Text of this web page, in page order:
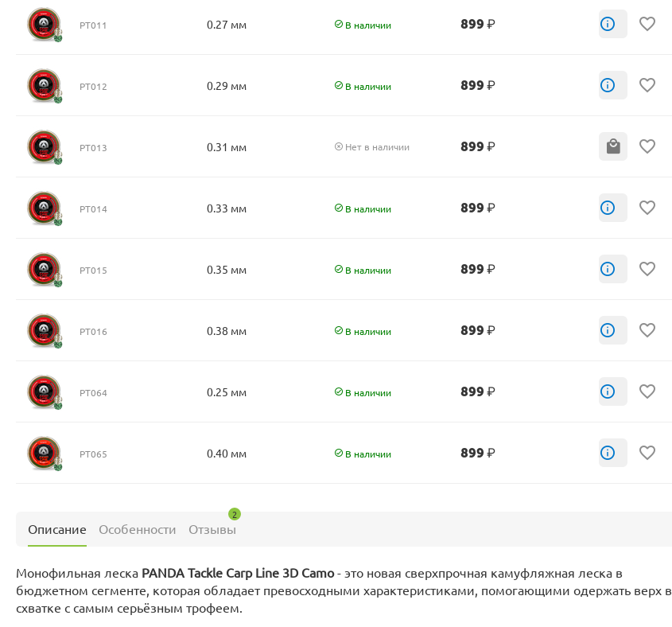
PT011 0.27 мм В наличии 899 ₽
PT012 0.29 мм В наличии 899 ₽
PT013 0.31 мм Нет в наличии 899 ₽
PT014 0.33 мм В наличии 899 ₽
PT015 0.35 мм В наличии 899 ₽
PT016 0.38 мм В наличии 899 ₽
PT064 0.25 мм В наличии 899 ₽
PT065 0.40 мм В наличии 899 ₽
Описание Особенности Отзывы
2
Монофильная леска PANDA Tackle Carp Line 3D Camo- это новая сверхпрочная камуфляжная леска в
бюджетном сегменте, которая обладает превосходными характеристиками, помогающими одержать верх в
схватке с самым серьёзным трофеем.